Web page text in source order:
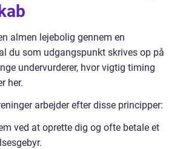
almen lejebolig gennem en
du som udgangspunkt skrives op på
undervurderer, hvor vigtig timing
her.
arbejder efter disse principper:
ved at oprette dig og ofte betale et